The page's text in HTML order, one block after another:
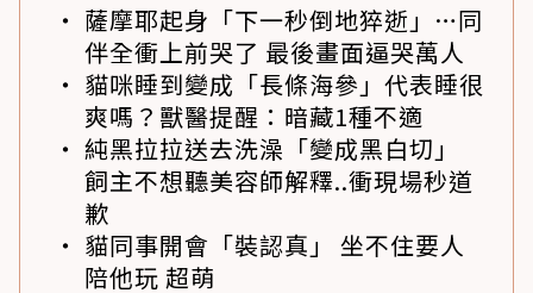
薩摩耶起身「下一秒倒地猝逝」…同
伴全衝上前哭了 最後畫面逼哭萬人
貓咪睡到變成「長條海參」代表睡很
爽嗎？獸醫提醒：暗藏1種不適
純黑拉拉送去洗澡「變成黑白切」
飼主不想聽美容師解釋..衝現場秒道
歉
貓同事開會「裝認真」 坐不住要人
陪他玩 超萌